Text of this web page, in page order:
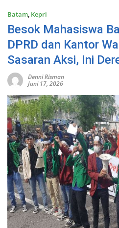
Batam, Kepri
Besok Mahasiswa
DPRD dan Kantor
Sasaran Aksi, Ini
Denni Risman
Juni 17, 2026